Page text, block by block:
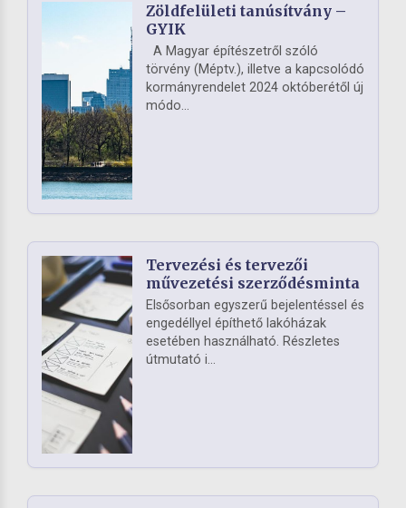
Zöldfelületi tanúsítvány –
GYIK
A Magyar építészetről szóló
törvény (Méptv.), illetve a kapcsolódó
kormányrendelet 2024 októberétől új
módo...
Tervezési és tervezői
művezetési szerződésminta
Elsősorban egyszerű bejelentéssel és
engedéllyel építhető lakóházak
esetében használható. Részletes
útmutató i...